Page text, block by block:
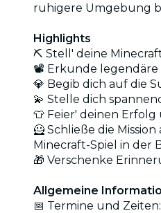
ruhigere Umgebung
Highlights
⛏️ Stell' deine
📽️ Erkunde legendäre
💎 Begib dich auf die
💫 Stelle dich
👕 Feier' deinen
🦸 Schließe die
Minecraft-Spiel in der
🎁 Verschenke
Allgemeine
📅 Termine und